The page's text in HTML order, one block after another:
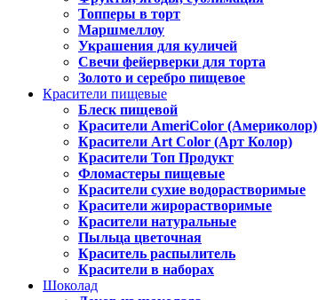
Топперы в торт
Маршмеллоу
Украшения для куличей
Свечи фейерверки для торта
Золото и серебро пищевое
Красители пищевые
Блеск пищевой
Красители AmeriColor (Америколор)
Красители Art Color (Арт Колор)
Красители Топ Продукт
Фломастеры пищевые
Красители сухие водорастворимые
Красители жирорастворимые
Красители натуральные
Пыльца цветочная
Краситель распылитель
Красители в наборах
Шоколад